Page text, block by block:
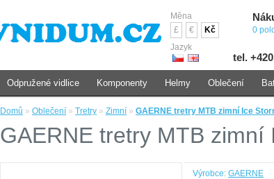
Jazyk
Měna
£
€ Kč 0
tel.
Domů » Oblečení » Tretry » Zimní » GAERNE tretry MTB zimní Ice
GAERNE tretry MTB zimní
Výrobce: GAERNE
Odpružené vidlice Komponenty Helmy Oblečení